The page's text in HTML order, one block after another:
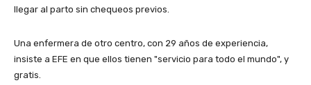
llegar al parto sin chequeos previos.
Una enfermera de otro centro, con 29 años de experiencia,
insiste a EFE en que ellos tienen "servicio para todo el mundo", y
gratis.